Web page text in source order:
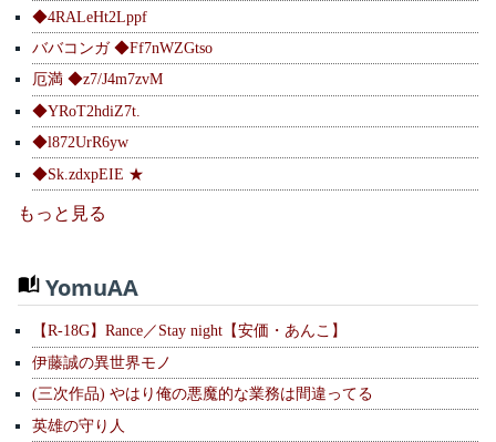
◆4RALeHt2Lppf
ババコンガ ◆Ff7nWZGtso
厄満 ◆z7/J4m7zvM
◆YRoT2hdiZ7t.
◆l872UrR6yw
◆Sk.zdxpEIE ★
もっと見る
YomuAA
【R-18G】Rance／Stay night【安価・あんこ】
伊藤誠の異世界モノ
(三次作品) やはり俺の悪魔的な業務は間違ってる
英雄の守り人